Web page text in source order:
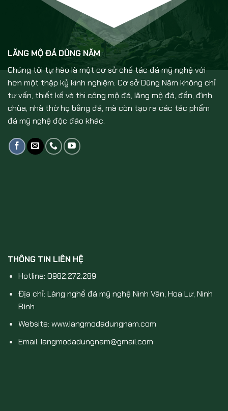
LĂNG MỘ ĐÁ DŨNG NĂM
Chúng tôi tự hào là một cơ sở chế tác đá mỹ nghệ với
hơn một thập kỷ kinh nghiệm. Cơ sở Dũng Năm không chỉ
tư vấn, thiết kế và thi công mộ đá, lăng mộ đá, đền, đình,
chùa, nhà thờ họ bằng đá, mà còn tạo ra các tác phẩm
đá mỹ nghệ độc đáo khác.
THÔNG TIN LIÊN HỆ
Hotline: 0982.272.289
Địa chỉ: Làng nghề đá mỹ nghệ Ninh Vân, Hoa Lư, Ninh
Bình
Website: www.langmodadungnam.com
Email: langmodadungnam@gmail.com